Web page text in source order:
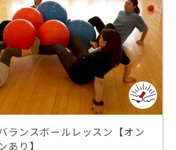
ランスボールレッスン【オン
あり】